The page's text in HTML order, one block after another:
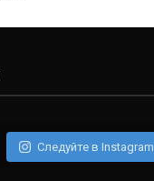
Следуйте в Instagram